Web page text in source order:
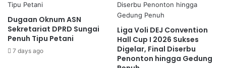
Dugaan Oknum ASN
Sekretariat DPRD Sungai
Penuh Tipu Petani
7 days ago
Liga Voli DEJ Convention
Hall Cup I 2026 Sukses
Digelar, Final Diserbu
Penonton hingga Gedung